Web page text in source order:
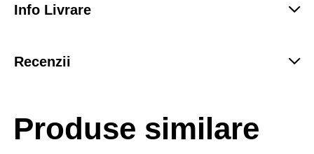
Info Livrare
Recenzii
Produse similare